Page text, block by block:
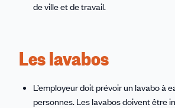
de ville et de travail.
Les lavabos
L’employeur doit prévoir un lavabo à
personnes. Les lavabos doivent être